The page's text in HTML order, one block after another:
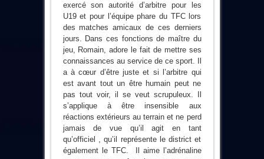
exercé son autorité d’arbitre pour les
U19 et pour l’équipe phare du TFC lors
des matches amicaux de ces derniers
jours. Dans ces fonctions de maître du
jeu, Romain, adore le fait de mettre ses
connaissances au service de ce sport. Il
a à cœur d’être juste et si l’arbitre qui
est avant tout un être humain peut ne
pas tout voir, il se veut scrupuleux. Il
s’applique à être insensible aux
réactions extérieurs au terrain et ne perd
jamais de vue qu’il agit en tant
qu’officiel , qu’il représente le district et
également le TFC. Il aime l’adrénaline